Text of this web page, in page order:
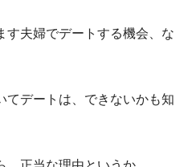
す夫婦でデートする機会、な
てデートは、できないかも知